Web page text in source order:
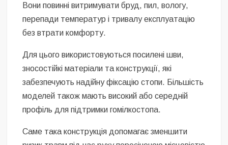
Вони повинні витримувати бруд, пил, вологу,
перепади температур і тривалу експлуатацію
без втрати комфорту.
Для цього використовуються посилені шви,
зносостійкі матеріали та конструкції, які
забезпечують надійну фіксацію стопи. Більшість
моделей також мають високий або середній
профіль для підтримки гомілкостопа.
Саме така конструкція допомагає зменшити